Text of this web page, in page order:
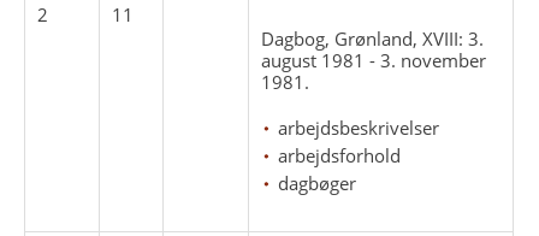
2
11
Dagbog, Grønland, XVIII: 3.
august 1981 - 3. november
1981.
arbejdsbeskrivelser
arbejdsforhold
dagbøger